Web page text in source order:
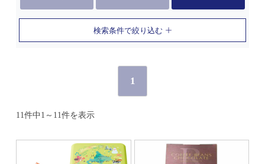
検索条件で絞り込む
1
11件中1～11件を表示